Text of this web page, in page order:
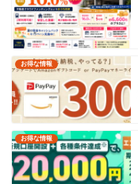
お得な情報
お得な情報